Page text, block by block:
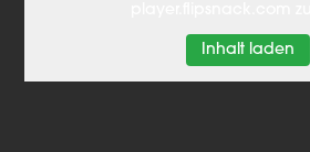
Inhalt laden